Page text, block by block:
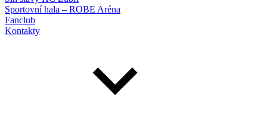
Sportovní hala – ROBE Aréna
Fanclub
Kontakty